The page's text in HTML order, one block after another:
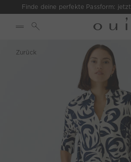
Finde deine perfekte Passform: jetzt
Zurück